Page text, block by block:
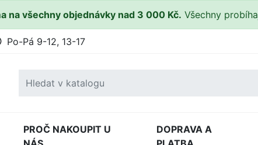
na všechny objednávky nad 3 000 Kč. Všechny
Po-Pá 9-12, 13-17
PROČ NAKOUPIT U
DOPRAVA A